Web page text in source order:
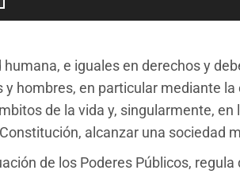
e iguales en derechos y
hombres, en particular mediante
de la vida y, singularmente,
alcanzar una sociedad
de los Poderes Públicos,